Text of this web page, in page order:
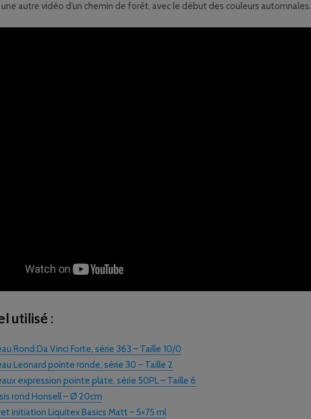
autre vidéo d’un chemin de forêt, avec le début des couleurs automnales.
utilisé :
Rond Da Vinci Forte, série 363 – Taille 10/0
Leonard pointe ronde, série 30 – Taille 2
expression pointe plate, série 50PL – Taille 6
rond Honsell – Ø 20cm
initiation Liquitex Basics Matt – 5×75 ml